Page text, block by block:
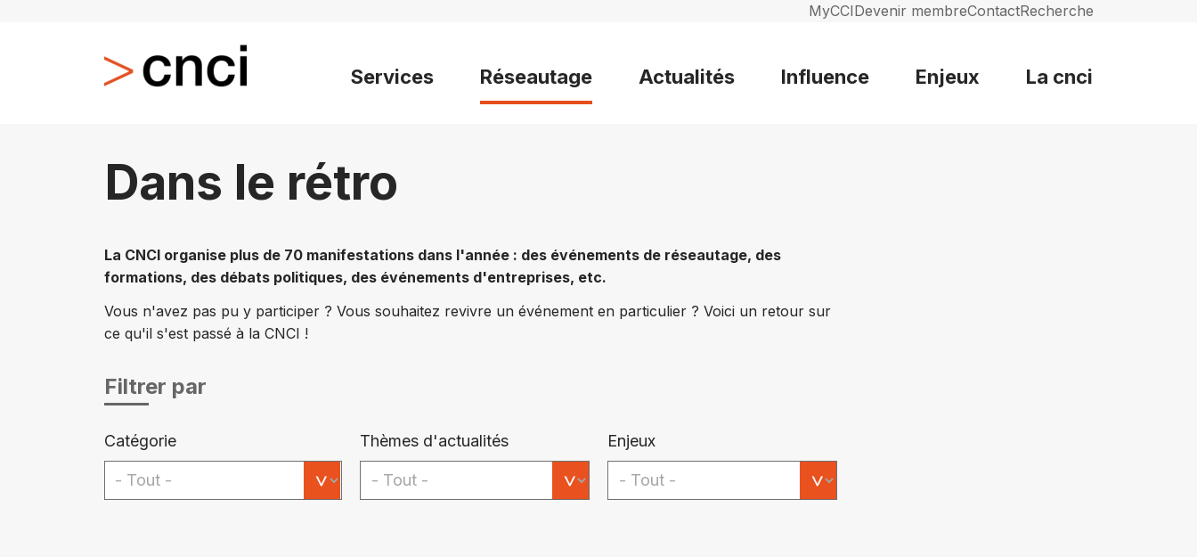
MyCCIDevenir membreContactRecherche
Services Réseautage Actualités Influence Enjeux La cnci
Dans le rétro
La CNCI organise plus de 70 manifestations dans l'année : des événements de réseautage, des
formations, des débats politiques, des événements d'entreprises, etc.
Vous n'avez pas pu y participer ? Vous souhaitez revivre un événement en particulier ? Voici un retour sur
ce qu'il s'est passé à la CNCI !
Filtrer par
Catégorie Thèmes d'actualités Enjeux